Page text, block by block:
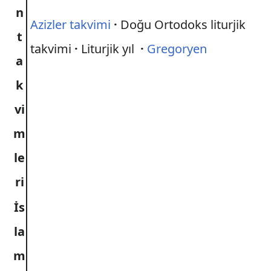
n
t
a
k
vi
m
le
ri
Azizler takvimi · Doğu Ortodoks liturjik
takvimi · Liturjik yıl · Gregoryen
İs
la
m